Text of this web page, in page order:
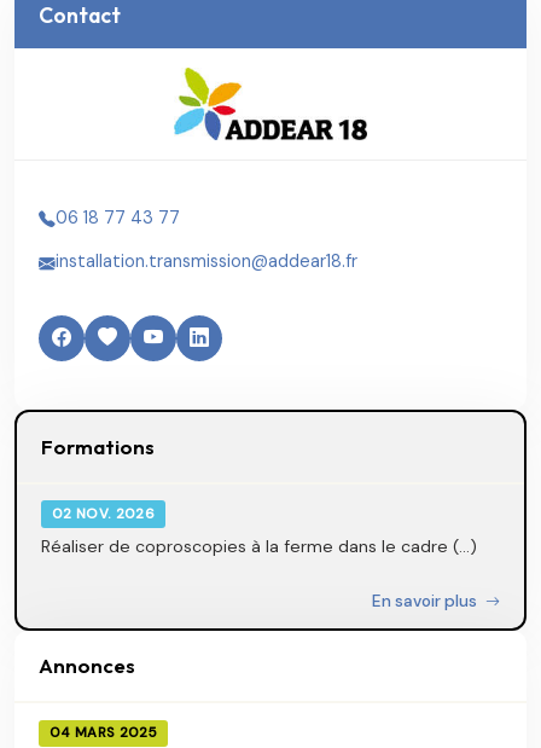
Contact
06 18 77 43 77
installation.transmission@addear18.fr
Formations
02 NOV. 2026
Réaliser de coproscopies à la ferme dans le cadre (...)
En savoir plus
Annonces
04 MARS 2025